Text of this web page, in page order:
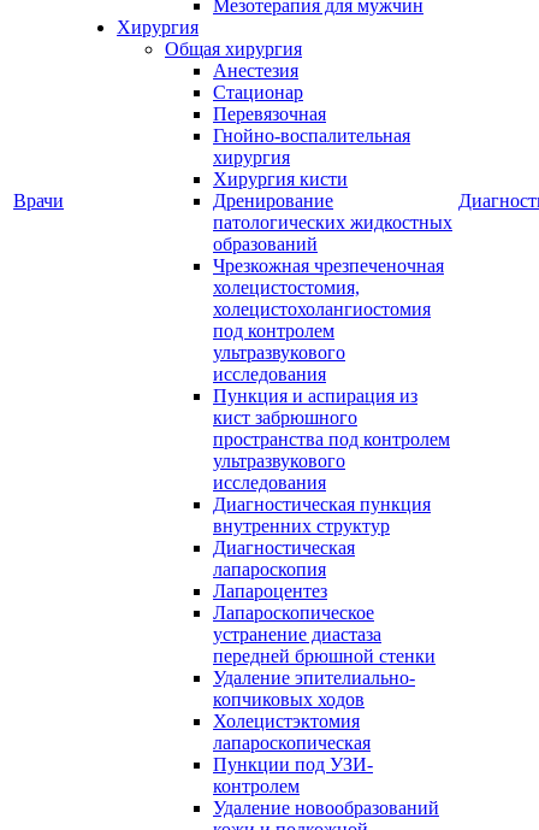
Врачи
Мезотерапия для мужчин
Хирургия
Общая хирургия
Анестезия
Стационар
Перевязочная
Гнойно-воспалительная
хирургия
Хирургия кисти
Дренирование
патологических жидкостных
образований
Чрезкожная чрезпеченочная
холецистостомия,
холецистохолангиостомия
под контролем
ультразвукового
исследования
Пункция и аспирация из
кист забрюшного
пространства под контролем
ультразвукового
исследования
Диагностическая пункция
внутренних структур
Диагностическая
лапароскопия
Лапароцентез
Лапароскопическое
устранение диастаза
передней брюшной стенки
Удаление эпителиально-
копчиковых ходов
Холецистэктомия
лапароскопическая
Пункции под УЗИ-
контролем
Удаление новообразований